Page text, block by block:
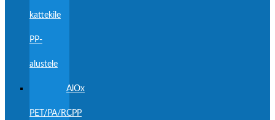
kattekile
PP-
alustele
AlOx
PET/PA/RCPP